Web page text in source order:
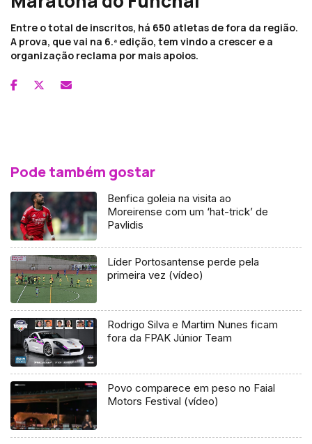
Entre o total de inscritos, há 650 atletas de fora da região.
A prova, que vai na 6.ª edição, tem vindo a crescer e a
organização reclama por mais apoios.
Pode também gostar
Benfica goleia na visita ao
Moreirense com um ‘hat-trick’ de
Pavlidis
Líder Portosantense perde pela
primeira vez (vídeo)
Rodrigo Silva e Martim Nunes ficam
fora da FPAK Júnior Team
Povo comparece em peso no Faial
Motors Festival (vídeo)